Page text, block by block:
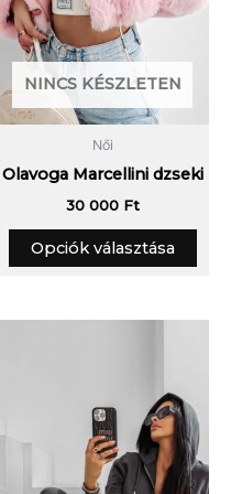
NINCS KÉSZLETEN
Női
Olavoga Marcellini dzseki
30 000 Ft
Opciók választása
900 Ft.
500 Ft.
több
van.